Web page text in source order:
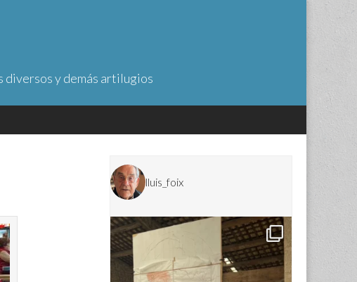
diversos y demás artilugios
lluis_foix